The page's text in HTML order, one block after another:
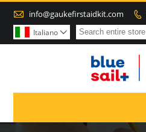
 info@gaukefirstaidkit.com 
Italiano 